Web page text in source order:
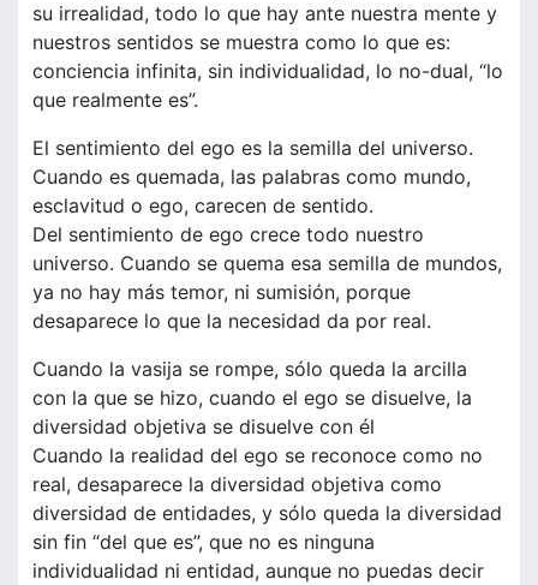
su irrealidad, todo lo que hay ante nuestra mente y
nuestros sentidos se muestra como lo que es:
conciencia infinita, sin individualidad, lo no-dual, “lo
que realmente es”.
El sentimiento del ego es la semilla del universo.
Cuando es quemada, las palabras como mundo,
esclavitud o ego, carecen de sentido.
Del sentimiento de ego crece todo nuestro
universo. Cuando se quema esa semilla de mundos,
ya no hay más temor, ni sumisión, porque
desaparece lo que la necesidad da por real.
Cuando la vasija se rompe, sólo queda la arcilla
con la que se hizo, cuando el ego se disuelve, la
diversidad objetiva se disuelve con él
Cuando la realidad del ego se reconoce como no
real, desaparece la diversidad objetiva como
diversidad de entidades, y sólo queda la diversidad
sin fin “del que es”, que no es ninguna
individualidad ni entidad, aunque no puedas decir